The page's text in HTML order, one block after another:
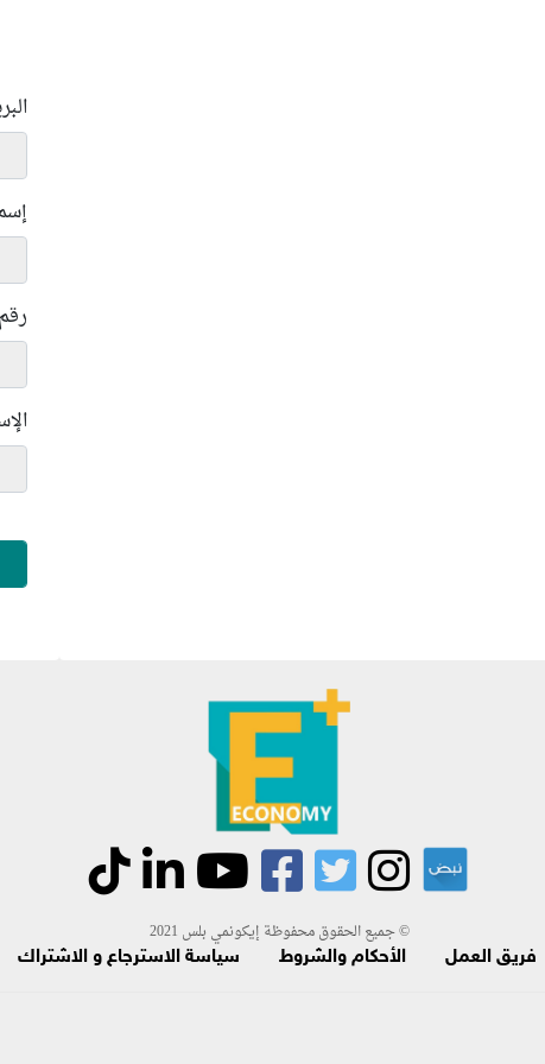
جميع الحقوق محفوظة إيكونمي بلس 2021 ©
فريق العمل الأحكام والشروط سياسة الاسترجاع و الاشتراك